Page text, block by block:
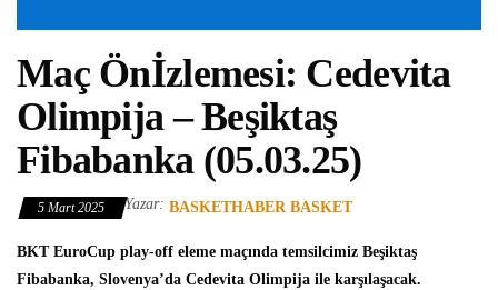
Maç Önİzlemesi: Cedevita
Olimpija – Beşiktaş
Fibabanka (05.03.25)
5 Mart 2025 Yazar: BASKETHABER BASKET
BKT EuroCup play-off eleme maçında temsilcimiz Beşiktaş
Fibabanka, Slovenya’da Cedevita Olimpija ile karşılaşacak.